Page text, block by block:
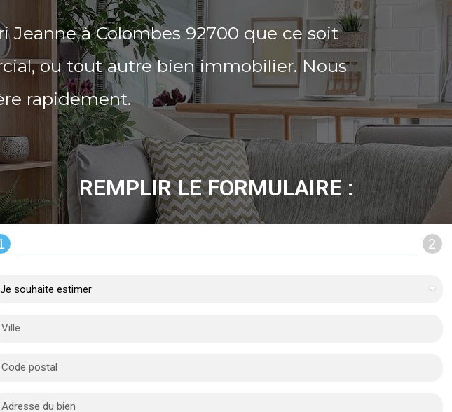
à Colombes 92700 que ce soit
ou tout autre bien immobilier. Nous
rapidement.
REMPLIR LE FORMULAIRE :
2